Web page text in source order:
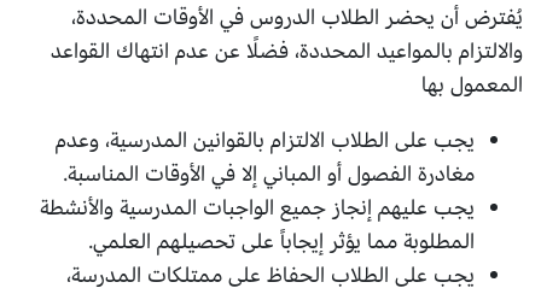
يُفترض أن يحضر الطلاب الدروس في الأوقات المحددة،
والالتزام بالمواعيد المحددة، فضلًا عن عدم انتهاك القواعد
المعمول بها
يجب على الطلاب الالتزام بالقوانين المدرسية، وعدم
مغادرة الفصول أو المباني إلا في الأوقات المناسبة.
يجب عليهم إنجاز جميع الواجبات المدرسية والأنشطة
المطلوبة مما يؤثر إيجاباً على تحصيلهم العلمي.
يجب على الطلاب الحفاظ على ممتلكات المدرسة،